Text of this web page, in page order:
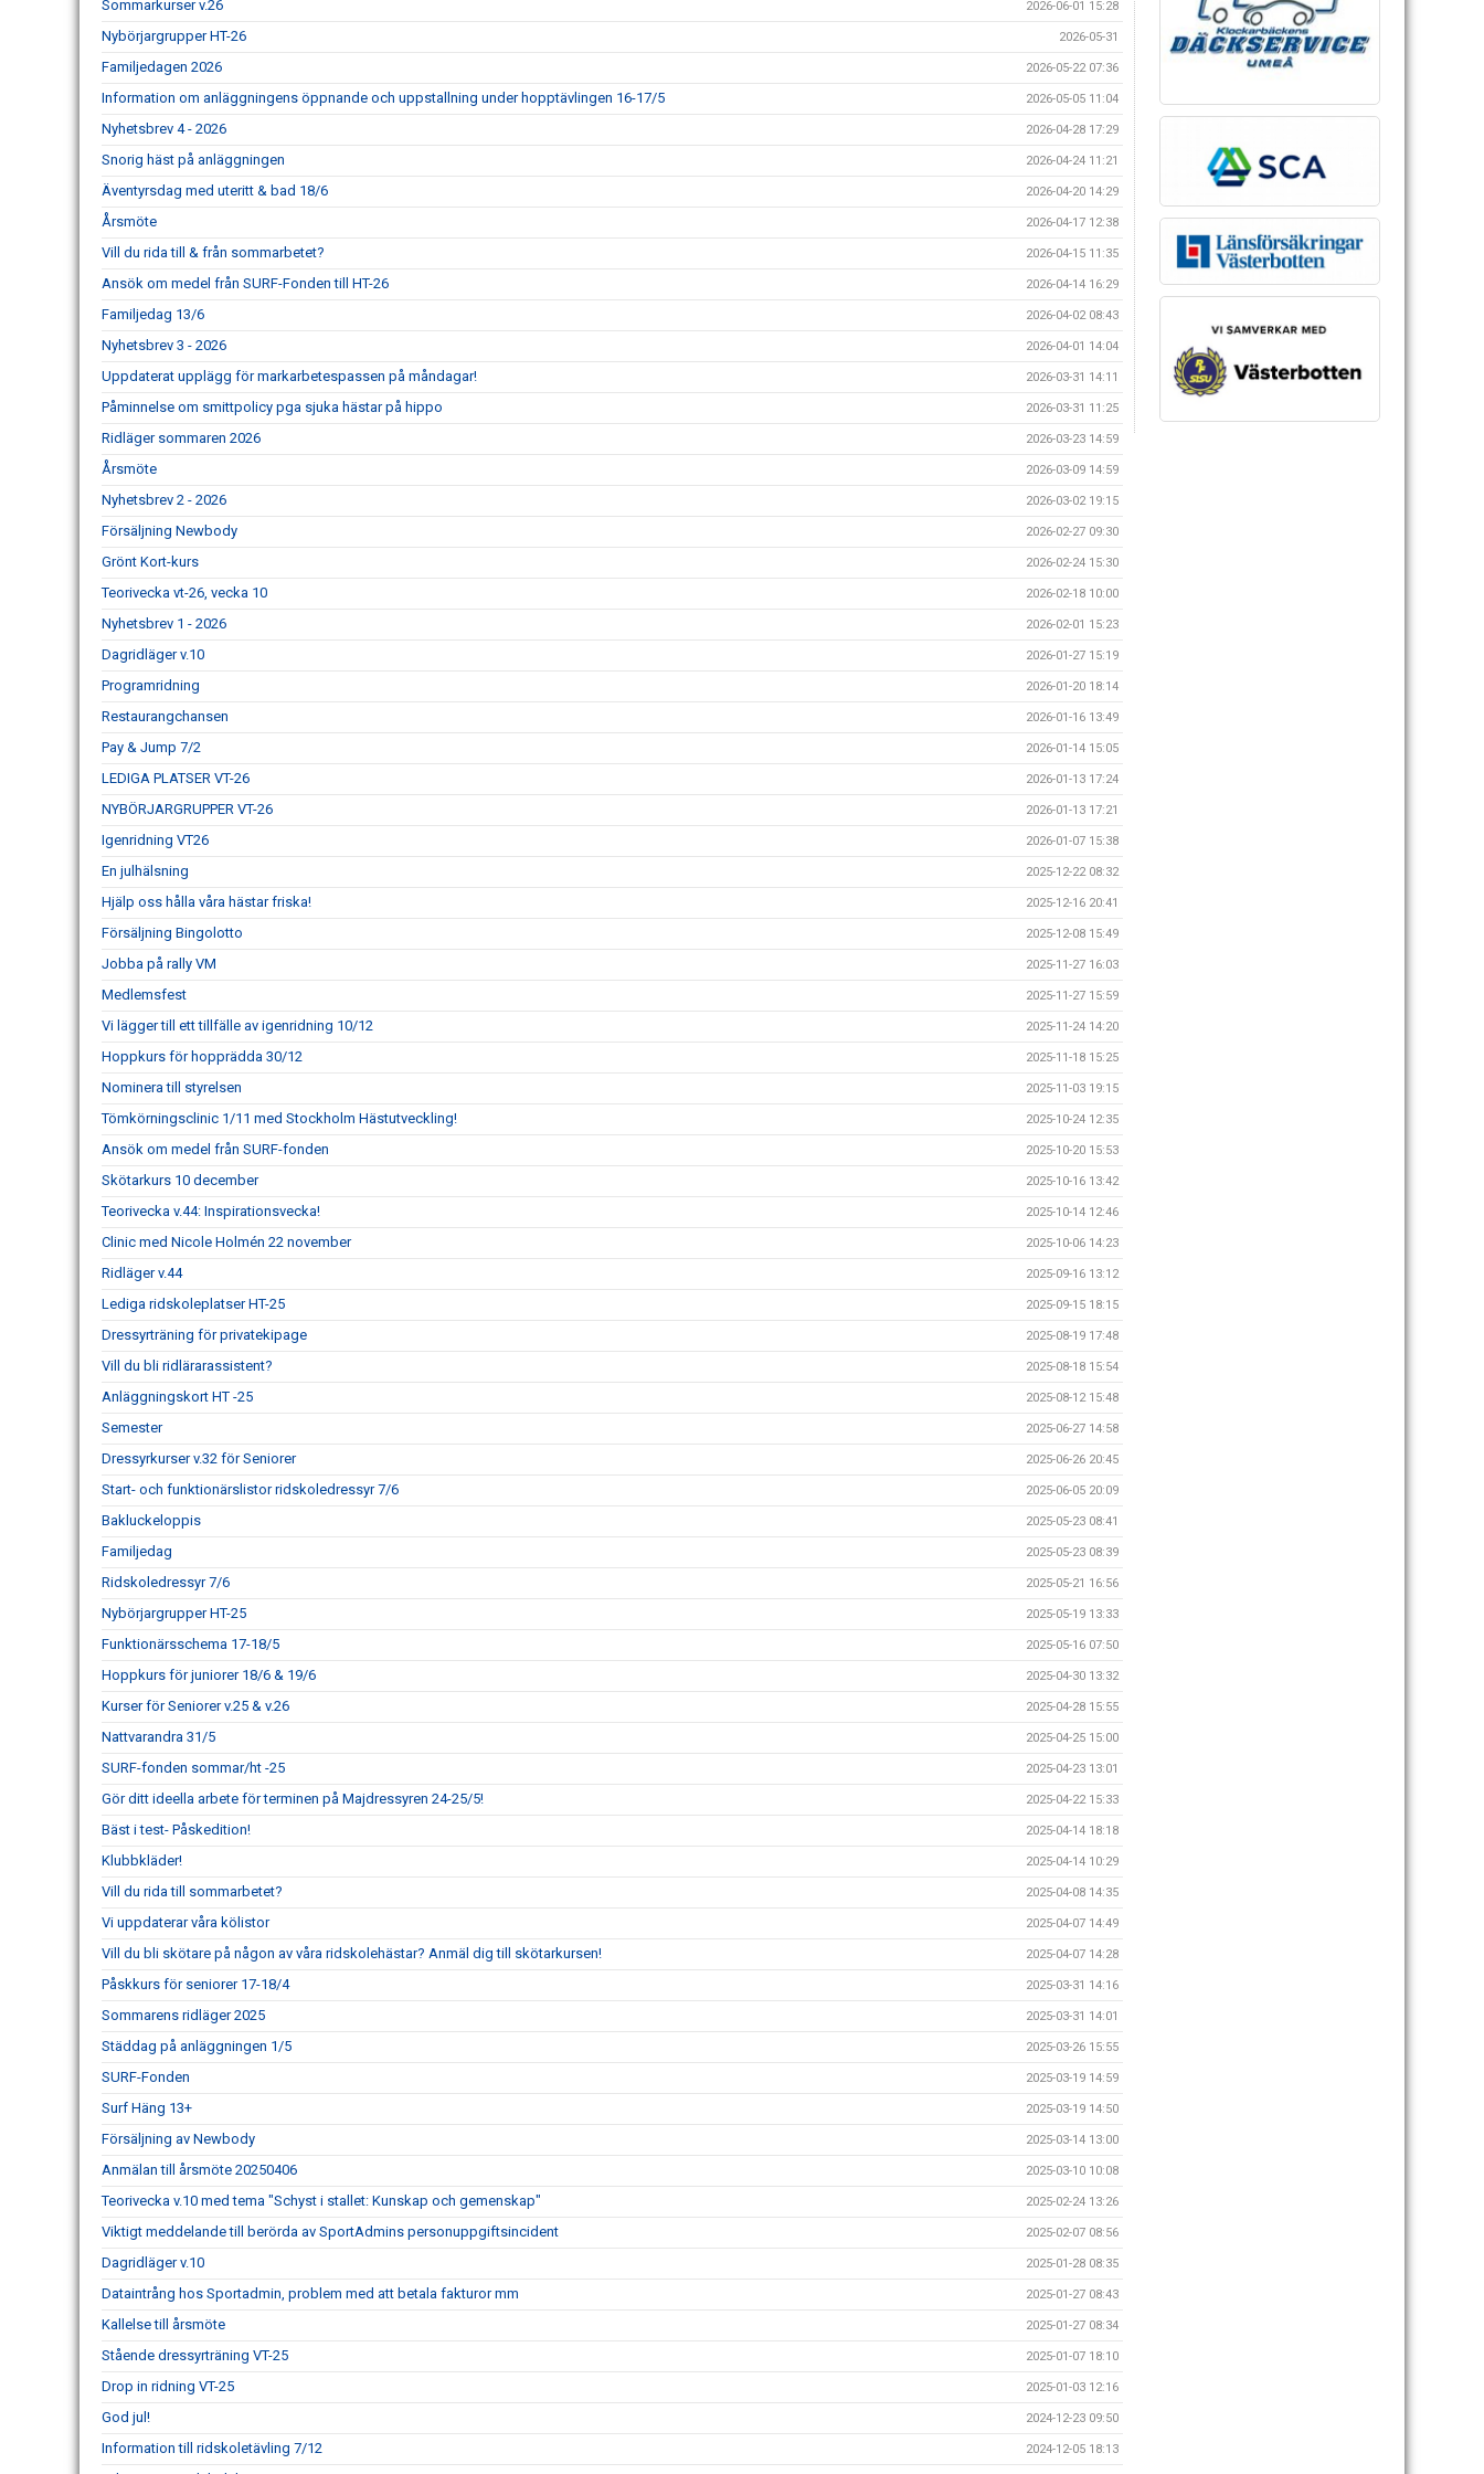
Sommarkurser v.26 2026-06-01 15:28
Nybörjargrupper HT-26 2026-05-31
Familjedagen 2026 2026-05-22 07:36
Information om anläggningens öppnande och uppstallning under hopptävlingen 16-17/5 2026-05-05 11:04
Nyhetsbrev 4 - 2026 2026-04-28 17:29
Snorig häst på anläggningen 2026-04-24 11:21
Äventyrsdag med uteritt & bad 18/6 2026-04-20 14:29
Årsmöte 2026-04-17 12:38
Vill du rida till & från sommarbetet? 2026-04-15 11:35
Ansök om medel från SURF-Fonden till HT-26 2026-04-14 16:29
Familjedag 13/6 2026-04-02 08:43
Nyhetsbrev 3 - 2026 2026-04-01 14:04
Uppdaterat upplägg för markarbetespassen på måndagar! 2026-03-31 14:11
Påminnelse om smittpolicy pga sjuka hästar på hippo 2026-03-31 11:25
Ridläger sommaren 2026 2026-03-23 14:59
Årsmöte 2026-03-09 14:59
Nyhetsbrev 2 - 2026 2026-03-02 19:15
Försäljning Newbody 2026-02-27 09:30
Grönt Kort-kurs 2026-02-24 15:30
Teorivecka vt-26, vecka 10 2026-02-18 10:00
Nyhetsbrev 1 - 2026 2026-02-01 15:23
Dagridläger v.10 2026-01-27 15:19
Programridning 2026-01-20 18:14
Restaurangchansen 2026-01-16 13:49
Pay & Jump 7/2 2026-01-14 15:05
LEDIGA PLATSER VT-26 2026-01-13 17:24
NYBÖRJARGRUPPER VT-26 2026-01-13 17:21
Igenridning VT26 2026-01-07 15:38
En julhälsning 2025-12-22 08:32
Hjälp oss hålla våra hästar friska! 2025-12-16 20:41
Försäljning Bingolotto 2025-12-08 15:49
Jobba på rally VM 2025-11-27 16:03
Medlemsfest 2025-11-27 15:59
Vi lägger till ett tillfälle av igenridning 10/12 2025-11-24 14:20
Hoppkurs för hopprädda 30/12 2025-11-18 15:25
Nominera till styrelsen 2025-11-03 19:15
Tömkörningsclinic 1/11 med Stockholm Hästutveckling! 2025-10-24 12:35
Ansök om medel från SURF-fonden 2025-10-20 15:53
Skötarkurs 10 december 2025-10-16 13:42
Teorivecka v.44: Inspirationsvecka! 2025-10-14 12:46
Clinic med Nicole Holmén 22 november 2025-10-06 14:23
Ridläger v.44 2025-09-16 13:12
Lediga ridskoleplatser HT-25 2025-09-15 18:15
Dressyrträning för privatekipage 2025-08-19 17:48
Vill du bli ridlärarassistent? 2025-08-18 15:54
Anläggningskort HT -25 2025-08-12 15:48
Semester 2025-06-27 14:58
Dressyrkurser v.32 för Seniorer 2025-06-26 20:45
Start- och funktionärslistor ridskoledressyr 7/6 2025-06-05 20:09
Bakluckeloppis 2025-05-23 08:41
Familjedag 2025-05-23 08:39
Ridskoledressyr 7/6 2025-05-21 16:56
Nybörjargrupper HT-25 2025-05-19 13:33
Funktionärsschema 17-18/5 2025-05-16 07:50
Hoppkurs för juniorer 18/6 & 19/6 2025-04-30 13:32
Kurser för Seniorer v.25 & v.26 2025-04-28 15:55
Nattvarandra 31/5 2025-04-25 15:00
SURF-fonden sommar/ht -25 2025-04-23 13:01
Gör ditt ideella arbete för terminen på Majdressyren 24-25/5! 2025-04-22 15:33
Bäst i test- Påskedition! 2025-04-14 18:18
Klubbkläder! 2025-04-14 10:29
Vill du rida till sommarbetet? 2025-04-08 14:35
Vi uppdaterar våra kölistor 2025-04-07 14:49
Vill du bli skötare på någon av våra ridskolehästar? Anmäl dig till skötarkursen! 2025-04-07 14:28
Påskkurs för seniorer 17-18/4 2025-03-31 14:16
Sommarens ridläger 2025 2025-03-31 14:01
Städdag på anläggningen 1/5 2025-03-26 15:55
SURF-Fonden 2025-03-19 14:59
Surf Häng 13+ 2025-03-19 14:50
Försäljning av Newbody 2025-03-14 13:00
Anmälan till årsmöte 20250406 2025-03-10 10:08
Teorivecka v.10 med tema "Schyst i stallet: Kunskap och gemenskap" 2025-02-24 13:26
Viktigt meddelande till berörda av SportAdmins personuppgiftsincident 2025-02-07 08:56
Dagridläger v.10 2025-01-28 08:35
Dataintrång hos Sportadmin, problem med att betala fakturor mm 2025-01-27 08:43
Kallelse till årsmöte 2025-01-27 08:34
Stående dressyrträning VT-25 2025-01-07 18:10
Drop in ridning VT-25 2025-01-03 12:16
God jul! 2024-12-23 09:50
Information till ridskoletävling 7/12 2024-12-05 18:13